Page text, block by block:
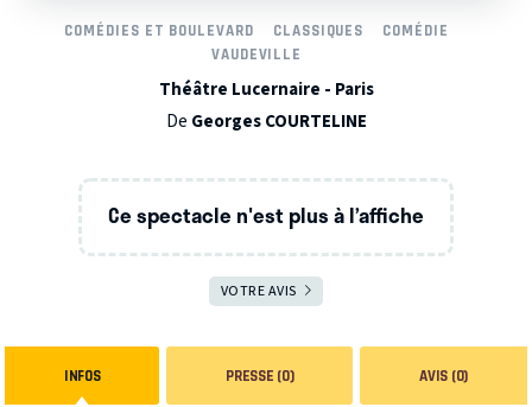
COMÉDIES ET BOULEVARD CLASSIQUES
COMÉDIE
VAUDEVILLE
Théâtre Lucernaire - Paris
De Georges COURTELINE
Ce spectacle n'est plus à l’affiche
VOTRE AVIS
INFOS PRESSE (0) AVIS (0)